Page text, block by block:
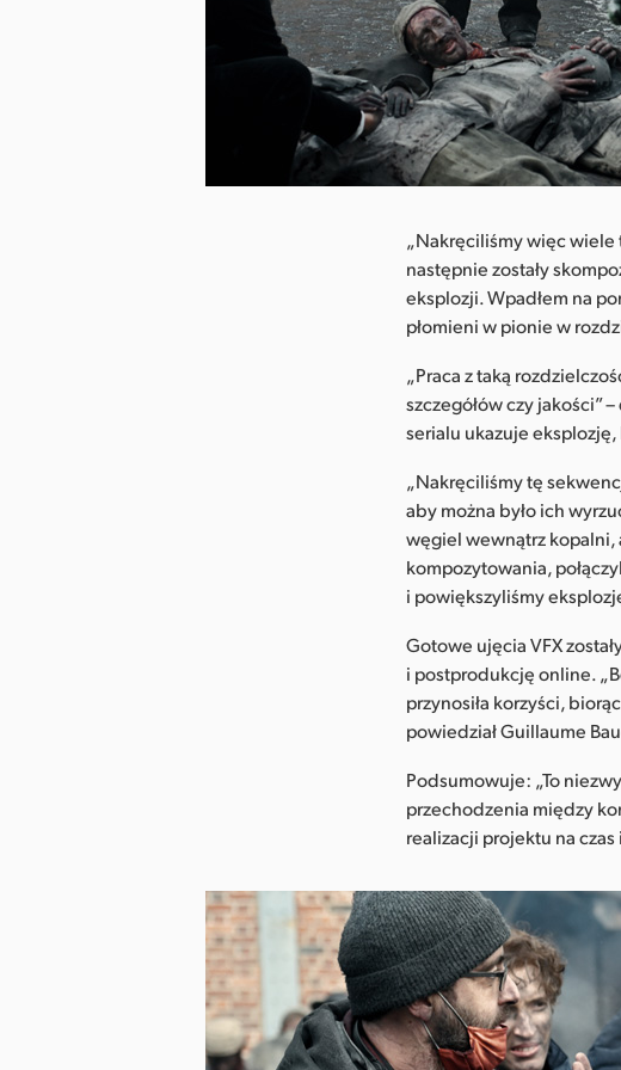
„Nakręciliśmy więc wiele
następnie zostały
eksplozji. Wpadłem na
płomieni w pionie w
„Praca z taką
szczegółów czy jakości”
serialu ukazuje
„Nakręciliśmy tę
aby można było ich
węgiel wewnątrz kopalni,
kompozytowania,
i powiększyliśmy
Gotowe ujęcia VFX
i postprodukcję online.
przynosiła korzyści,
powiedział Guillaume
Podsumowuje: „To
przechodzenia między
realizacji projektu na